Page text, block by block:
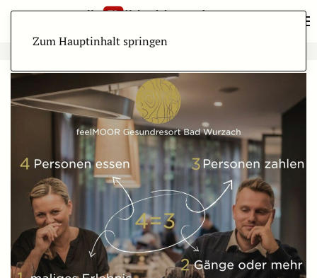
Zum Hauptinhalt springen